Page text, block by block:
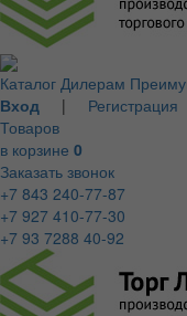
Каталог Дилерам
Вход | Регистрация
Товаров
в корзине 0
Заказать звонок
+7 843 240-77-87
+7 927 410-77-30
+7 93 7288 40-92